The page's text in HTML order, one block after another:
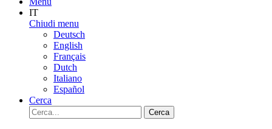
IT
Chiudi menu
Deutsch
English
Français
Dutch
Italiano
Español
Cerca
Cerca